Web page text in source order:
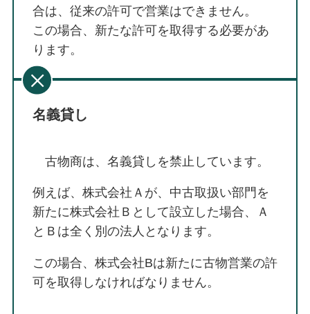
合は、従来の許可で営業はできません。
この場合、新たな許可を取得する必要があ
ります。
名義貸し
古物商は、名義貸しを禁止しています。
例えば、株式会社Ａが、中古取扱い部門を
新たに株式会社Ｂとして設立した場合、Ａ
とＢは全く別の法人となります。
この場合、株式会社Bは新たに古物営業の許
可を取得しなければなりません。